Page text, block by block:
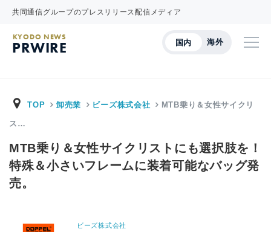
共同通信グループのプレスリリース配信メディア
国内 海外
KYODO NEWS
PRWIRE
TOP 卸売業 ビーズ株式会社 MTB乗り＆女性サイクリ
ス…
MTB乗り＆女性サイクリストにも選択肢を！
特殊＆小さいフレームに装着可能なバッグ発
売。
ビーズ株式会社